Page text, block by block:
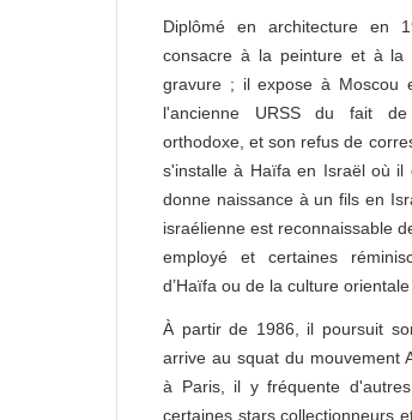
Diplômé en architecture en
consacre à la peinture et à la
gravure ; il expose à Moscou
l'ancienne URSS du fait
orthodoxe, et son refus de
s'installe à Haïfa en Israël où il
donne naissance à un fils en
israélienne est reconnaissable
employé et certaines
d’Haïfa ou de la culture orientale
À partir de 1986, il poursuit
arrive au squat du mouvement
à Paris, il y fréquente
certaines stars collectionneurs